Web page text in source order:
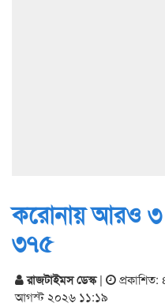
করোনায় আরও ৩
৩৭৫
রাজটাইমস ডেস্ক|
আগস্ট ২০২৬ ১১:১৯